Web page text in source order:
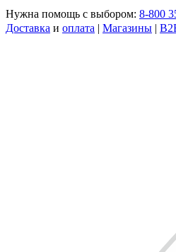
Нужна помощь с выбором: 8-800
Доставка и оплата | Магазины |